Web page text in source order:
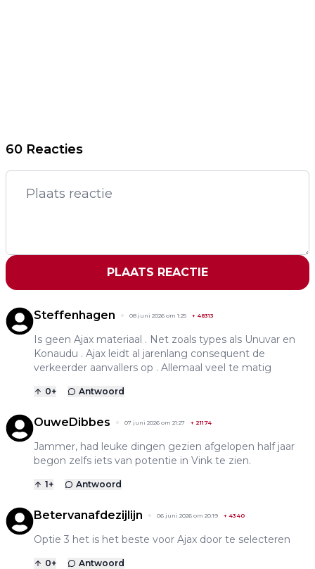
60 Reacties
PLAATS REACTIE
Steffenhagen 08 juni 2026 om 1:25 + 48313
Is geen Ajax materiaal . Net zoals types als Unuvar en
Konaudu . Ajax leidt al jarenlang consequent de
verkeerder aanvallers op . Allemaal veel te matig
0+ Antwoord
OuweDibbes 07 juni 2026 om 21:27 + 21174
Jammer, had leuke dingen gezien afgelopen half jaar
begon zelfs iets van potentie in Vink te zien.
1+ Antwoord
Betervanafdezijlijn 06 juni 2026 om 20:19 + 4340
Optie 3 het is het beste voor Ajax door te selecteren
0+ Antwoord